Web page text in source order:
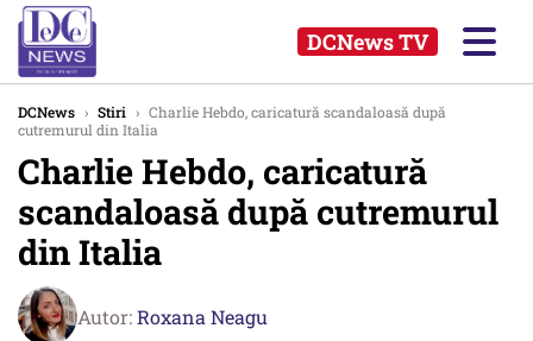
DCNews TV
DCNews › Stiri › Charlie Hebdo, caricatură scandaloasă după
cutremurul din Italia
Charlie Hebdo, caricatură
scandaloasă după cutremurul
din Italia
Autor:Roxana Neagu